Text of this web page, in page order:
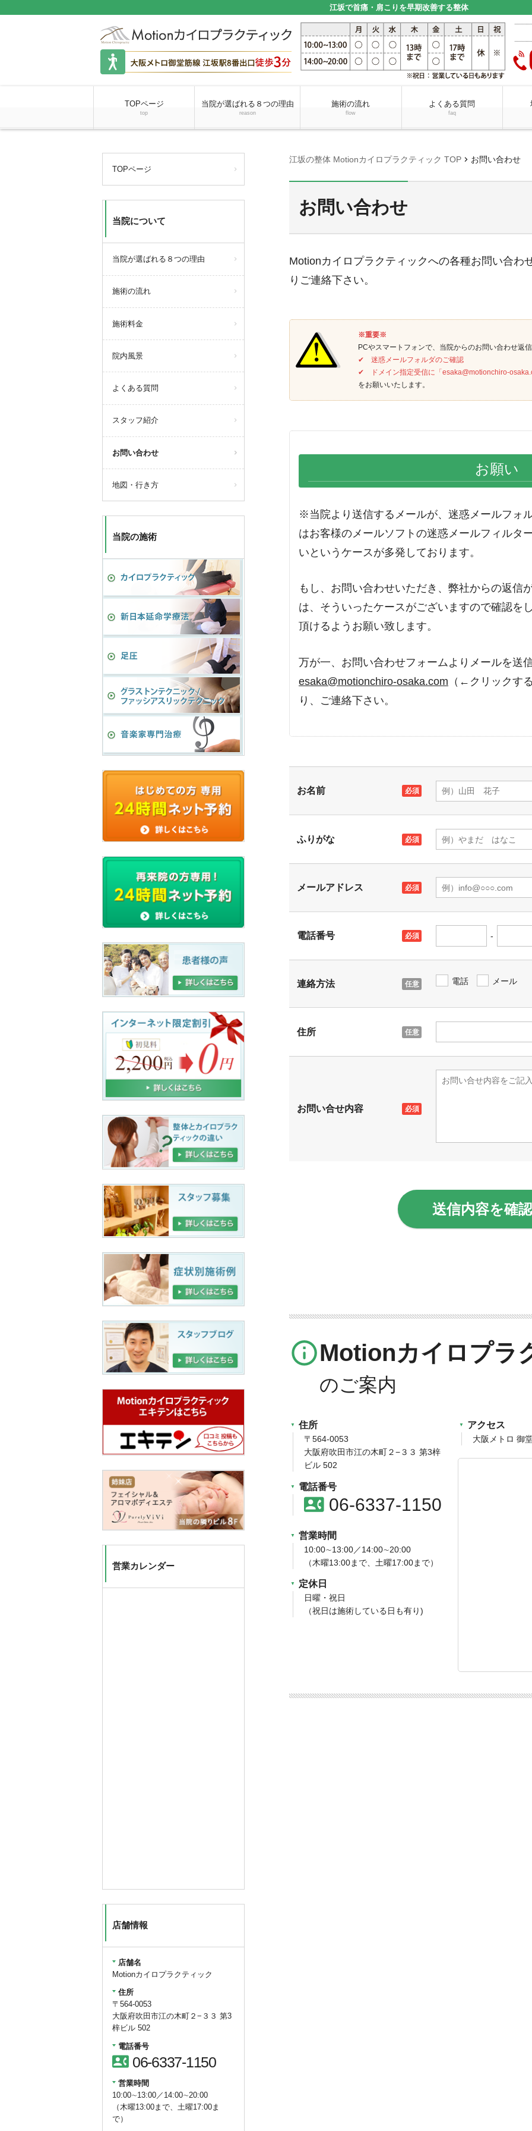
江坂で首痛・肩こりを早期改善する整体
TOPページ
top
当院が選ばれる８つの理由
reason
施術の流れ
flow
よくある質問
faq
江坂の整体 Motionカイロプラクティック TOP chevron_right お問い合わせ
お問い合わせ
Motionカイロプラクティックへの各種お問い合わ
りご連絡下さい。
※重要※
PCやスマートフォンで、当院からのお問い合わせ返
✔ 迷惑メールフォルダのご確認
✔ ドメイン指定受信に「esaka@motionchiro-
をお願いいたします。
お願い
※当院より送信するメールが、迷惑メールフォ
はお客様のメールソフトの迷惑メールフィルタ
いというケースが多発しております。
もし、お問い合わせいただき、弊社からの返信
は、そういったケースがございますので確認を
頂けるようお願い致します。
万が一、お問い合わせフォームよりメールを送
esaka@motionchiro-osaka.com （←クリックす
り、ご連絡下さい。
お名前
ふりがな
メールアドレス
電話番号 -
連絡方法 電話 メール
住所
お問い合せ内容
info_outlineMotionカイロプラ
住所
〒564-0053
大阪府吹田市江の木町２−３３ 第3梓
ビル 502
電話番号
contact_phone06-6337-1150
営業時間
10:00∼13:00／14:00∼20:00
（木曜13:00まで、土曜17:00まで）
定休日
日曜・祝日
（祝日は施術している日も有り)
アクセス
大阪メトロ 御
TOPページ
当院について
当院が選ばれる８つの理由
施術の流れ
施術料金
院内風景
よくある質問
スタッフ紹介
お問い合わせ
地図・行き方
当院の施術
営業カレンダー
店舗情報
店舗名
Motionカイロプラクティック
住所
〒564-0053
大阪府吹田市江の木町２−３３ 第3
梓ビル 502
電話番号
contact_phone 06-6337-1150
営業時間
10:00∼13:00／14:00∼20:00
（木曜13:00まで、土曜17:00ま
で）